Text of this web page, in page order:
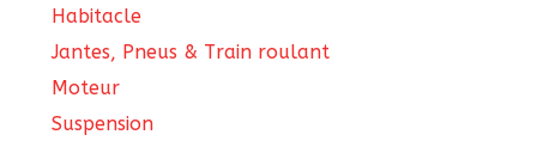
Habitacle
Jantes, Pneus & Train roulant
Moteur
Suspension